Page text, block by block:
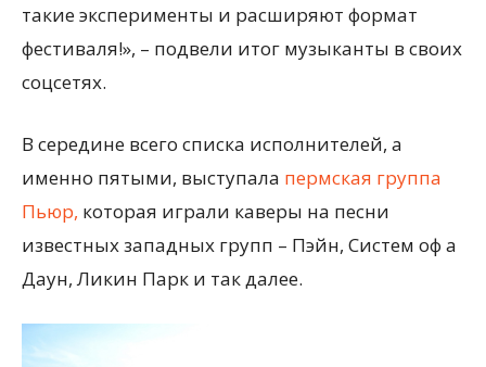
такие эксперименты и расширяют формат
фестиваля!», – подвели итог музыканты в своих
соцсетях.
В середине всего списка исполнителей, а
именно пятыми, выступала пермская группа
Пьюр, которая играли каверы на песни
известных западных групп – Пэйн, Систем оф а
Даун, Ликин Парк и так далее.